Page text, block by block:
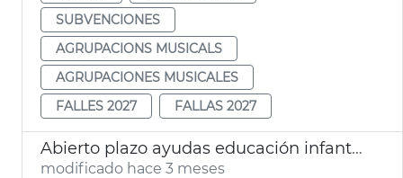
SUBVENCIONES
AGRUPACIONS MUSICALS
AGRUPACIONES MUSICALES
FALLES 2027
FALLAS 2027
Abierto plazo ayudas educación infantil València
modificado hace 3 meses